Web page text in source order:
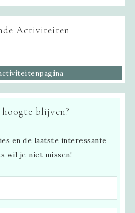
Activiteiten
blijven?
en de laatste interessante
wil je niet missen!